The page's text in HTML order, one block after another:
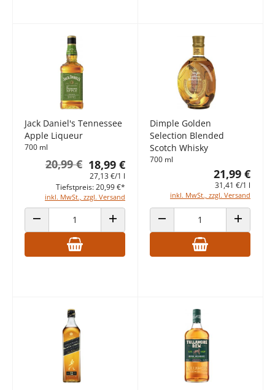
Jack Daniel's Tennessee
Apple Liqueur
700 ml
18,99 €
20,99 €
27,13 €/1 l
inkl. MwSt., zzgl. Versand
Tiefstpreis: 20,99 €*
ANZAHL VERRINGERN ANZAHL ERHÖHEN
Dimple Golden
Selection Blended
Scotch Whisky
700 ml
21,99 €
31,41 €/1 l
inkl. MwSt., zzgl. Versand
ANZAHL VERRINGERN ANZAHL